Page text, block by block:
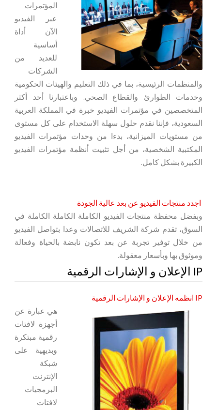
المؤتمرات
عبر الفيديو
الآن أداة
أساسية
للعديد من
الشركات
والمنظمات الرئيسية، بما في ذلك التعليم والهيئات الحكومية
وخدمات الطوارئ والقطاع الصحي. وباعتبارنا أحد أكثر
المتخصصين في مؤتمرات الفيديو خبرة في المملكة العربية
السعودية، فإننا نقدم حلول سهلة الاستخدام على كل مستوى
من مستويات الميزانية، بدءا من وحدات مؤتمرات الفيديو
المكتبية الشخصية، من أجل تثبيت أنظمة مؤتمرات الفيديو
الكبيرة بشكل كامل.
اجدد منتجات الفيديو عن بعد عالية الجودة
وبفضل محفظة منتجات الفيديو الكاملة الكاملة الكاملة في
السوق، تقدم شركة الشريف للاتصالات وعدا بتواصل الفيديو
من خلال توفير تجربة عن بعد تكون نابضة بالحياة وفعالة
وموثوق بها وبأسعار معقولة.
IP الإعلان و الإشارات الرقمية
IP انظمه الإعلان و الإشارات الرقمية
هي عبارة عن
أجهزة لافتات
رقمية مبتكرة
وبديهية على
شبكة
الإنترنت
البرمجيات
لافتات